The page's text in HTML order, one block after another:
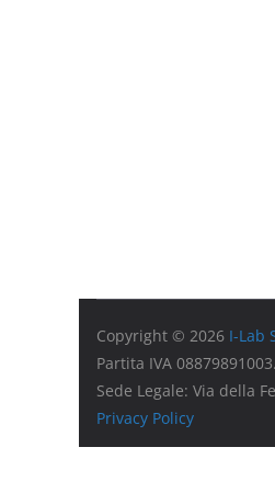
Copyright © 2026 I-Lab
Partita IVA 08879891003.
Sede Legale: Via della
Privacy Policy